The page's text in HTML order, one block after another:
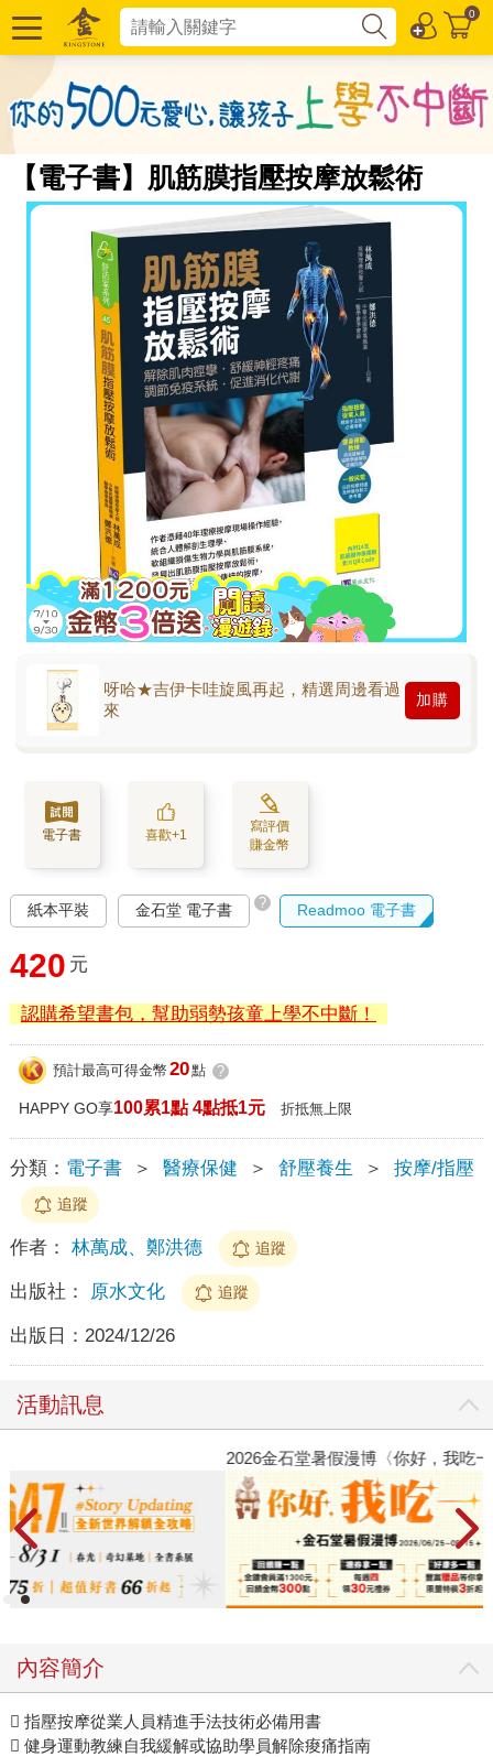
0
【電子書】肌筋膜指壓按摩放鬆術
呀哈★吉伊卡哇旋風再起，精選周邊看過
來
加購
電子書 喜歡+1
寫評價
賺金幣
紙本平裝 金石堂 電子書 ? Readmoo 電子書
420 元
認購希望書包，幫助弱勢孩童上學不中斷！
預計最高可得金幣 20點 ?
HAPPY GO享100累1點 4點抵1元 折抵無上限
分類： 電子書 ＞ 醫療保健 ＞ 舒壓養生 ＞ 按摩/指壓
追蹤
作者： 林萬成、鄭洪德 追蹤
出版社： 原水文化 追蹤
出版日： 2024/12/26
活動訊息
2026金石堂暑假漫博〈你好，我吃一點〉第二波 金
內容簡介
 指壓按摩從業人員精進手法技術必備用書
 健身運動教練自我緩解或協助學員解除痠痛指南